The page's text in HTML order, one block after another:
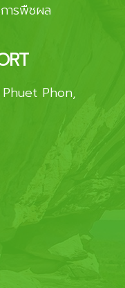
ารพืชผล
Phon,